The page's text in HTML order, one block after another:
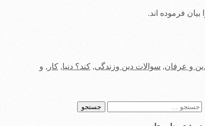
فرموده اند.
و عرفان, سوالات دین وزندگی, ‏كند؟ دنیا, کار , و
جستجو